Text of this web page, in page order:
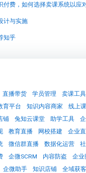
付费，如何选择卖课系统以应
计与实施
知乎
直播带货 学员管理
卖课工具
育平台 知识内容商家
线上
铺 兔知云课堂 助学工具
教育直播 网校搭建 企业
微信群直播 数据化运营
企微SCRM 内容防盗 企业
企微助手 知识店铺 全域获客